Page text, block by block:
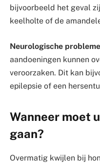
bijvoorbeeld het geval
keelholte of de
Neurologische
aandoeningen kunnen
veroorzaken. Dit kan
epilepsie of een
Wanneer moet
gaan?
Overmatig kwijlen bij